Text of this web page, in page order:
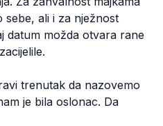
sebe, ali i za nježnost
datum možda otvara rane
trenutak da nazovemo
je bila oslonac. Da